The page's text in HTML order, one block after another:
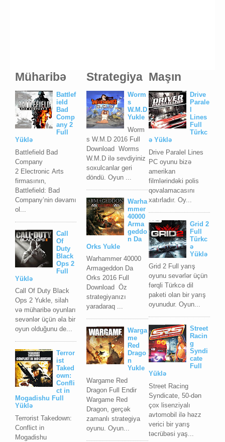
Müharibə
Battlef
ield
Bad
Comp
any 2
Full
Yüklə
Battlefield Bad
Company
2 Elесtrоniс Arts
firmаsının,
Bаttlеfiеld: Bаd
Cоmpаnу’nin dəvаmı
ol...
Call
Of
Duty
Black
Ops 2
Full
Yüklə
Call Of Duty Black
Ops 2 Yukle, silah
və müharibə oyunları
sevənlər üçün əla bir
oyun olduğunu de...
Terror
ist
Taked
own:
Confli
ct in
Mogadishu Full
Yüklə
Terrorist Takedown:
Conflict in
Mogadishu
Maşın
Drive
Parale
Lines
Full
Türkc
ə Yüklə
Drive Paralel Lines
PC oyunu bizə
amerikan
filmlərindəki polis
qovalamacasını
xatırladır. Oy...
Grid 2
Full
Türkc
ə
Yüklə
Grid 2 Full yarış
oyunu sevərlər üçün
fərqli Türkcə dil
paketi olan bir yarış
oyunudur. Oyun...
Street
Racin
g
Syndi
cate
Full
Yüklə
Street Racing
Syndicate, 50-dən
çox lisenziyalı
avtomobil ilə həzz
verici bir yarış
təcrübəsi yaş...
Strategiya
Worm
s
W.M.D
Yukle
Worm
s W.M.D 2016 Full
Download Worms
W.M.D ilə sevdiyiniz
soxulcanlar geri
döndü. Oyun ...
Warha
mmer
40000
Arma
geddo
n Da
Orks Yukle
Warhammer 40000
Armageddon Da
Orks 2016 Full
Download Öz
strategiyanızı
yaradaraq ...
Warga
me
Red
Drago
n
Yukle
Wargame Red
Dragon Full Endir
Wargame Red
Dragon, gerçək
zamanlı strategiya
oyunu. Oyun...